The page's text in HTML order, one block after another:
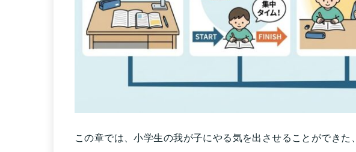
この章では、小学生の我が子にやる気を出させることができた、